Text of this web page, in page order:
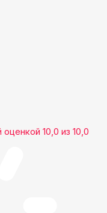
оценкой 10,0 из 10,0